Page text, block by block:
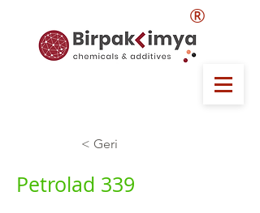
®
< Geri
Petrolad 339